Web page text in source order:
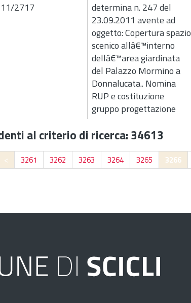
2717
determina n. 247 del
23.09.2011 avente ad
oggetto: Copertura spazio
scenico allâ€™interno
dellâ€™area giardinata
del Palazzo Mormino a
Donnalucata.. Nomina
RUP e costituzione
gruppo progettazione
al criterio di ricerca: 34613
< 3261 3262 3263 3264 3265 3266